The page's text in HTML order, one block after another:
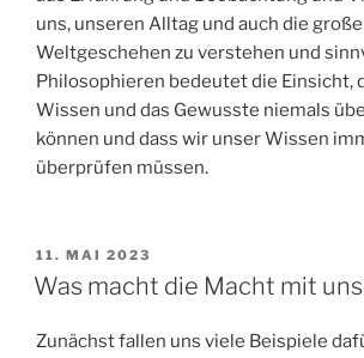
uns, unseren Alltag und auch die
Weltgeschehen zu verstehen und
Philosophieren bedeutet die Einsicht,
Wissen und das Gewusste niemals
können und dass wir unser Wissen
überprüfen müssen.
VERÖFFENTLICHT
AM
11. MAI 2023
Was macht die Macht mit
Zunächst fallen uns viele Beispiele